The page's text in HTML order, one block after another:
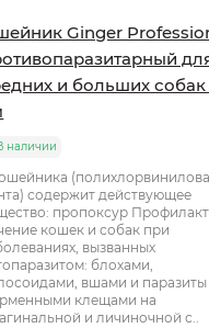
Ginger
и больших собак
наличии
ошейника
содержит действующее
пропоксур
кошек и собак при
вызванных
блохами,
вшами и паразиты
клещами на
и личиночной с..